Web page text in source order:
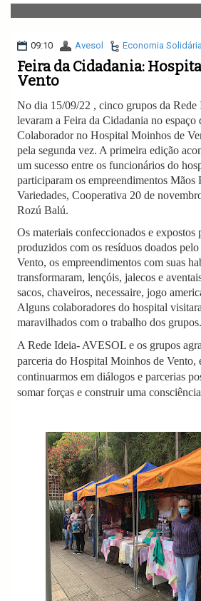
v
i
a
i
09:10 Avesol Economia Solidária
Feira da Cidadania:
Vento
No dia 15/09/22 , cinco grupos da
levaram a Feira da Cidadania no espaço
Colaborador no Hospital Moinhos de
pela segunda vez. A primeira edição
um sucesso entre os funcionários do
participaram os empreendimentos Mãos
Variedades, Cooperativa 20 de
Rozú Balú.
Os materiais confeccionados e expostos
produzidos com os resíduos doados
Vento, os empreendimentos com suas
transformaram, lençóis, jalecos e
sacos, chaveiros, necessaire, jogo
Alguns colaboradores do hospital
maravilhados com o trabalho dos grupos.
A Rede Ideia- AVESOL e os grupos
parceria do Hospital Moinhos de Vento,
continuarmos em diálogos e parcerias
somar forças e construir uma